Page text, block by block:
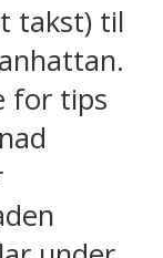
takst) til
for tips